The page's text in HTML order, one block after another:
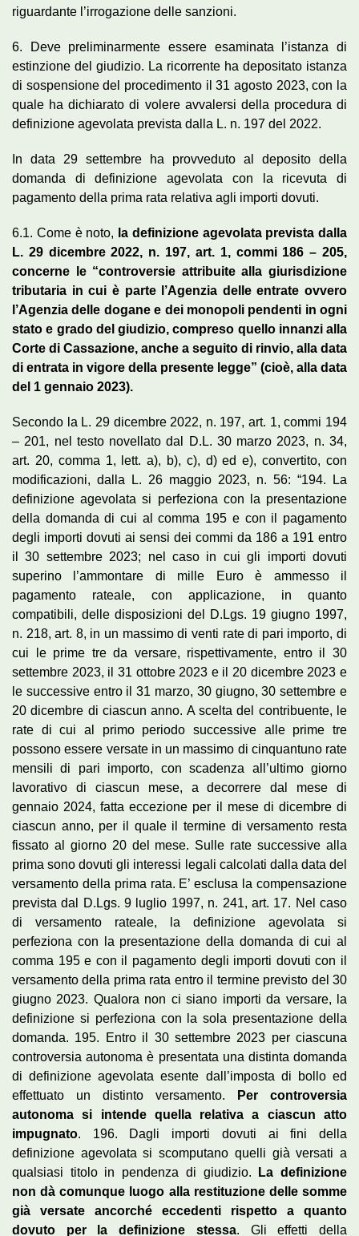
riguardante l’irrogazione delle sanzioni.
6. Deve preliminarmente essere esaminata l’istanza di
estinzione del giudizio. La ricorrente ha depositato istanza
di sospensione del procedimento il 31 agosto 2023, con la
quale ha dichiarato di volere avvalersi della procedura di
definizione agevolata prevista dalla L. n. 197 del 2022.
In data 29 settembre ha provveduto al deposito della
domanda di definizione agevolata con la ricevuta di
pagamento della prima rata relativa agli importi dovuti.
6.1. Come è noto, la definizione agevolata prevista dalla
L. 29 dicembre 2022, n. 197, art. 1, commi 186 – 205,
concerne le “controversie attribuite alla giurisdizione
tributaria in cui è parte l’Agenzia delle entrate ovvero
l’Agenzia delle dogane e dei monopoli pendenti in ogni
stato e grado del giudizio, compreso quello innanzi alla
Corte di Cassazione, anche a seguito di rinvio, alla data
di entrata in vigore della presente legge” (cioè, alla data
del 1 gennaio 2023).
Secondo la L. 29 dicembre 2022, n. 197, art. 1, commi 194
– 201, nel testo novellato dal D.L. 30 marzo 2023, n. 34,
art. 20, comma 1, lett. a), b), c), d) ed e), convertito, con
modificazioni, dalla L. 26 maggio 2023, n. 56: “194. La
definizione agevolata si perfeziona con la presentazione
della domanda di cui al comma 195 e con il pagamento
degli importi dovuti ai sensi dei commi da 186 a 191 entro
il 30 settembre 2023; nel caso in cui gli importi dovuti
superino l’ammontare di mille Euro è ammesso il
pagamento rateale, con applicazione, in quanto
compatibili, delle disposizioni del D.Lgs. 19 giugno 1997,
n. 218, art. 8, in un massimo di venti rate di pari importo, di
cui le prime tre da versare, rispettivamente, entro il 30
settembre 2023, il 31 ottobre 2023 e il 20 dicembre 2023 e
le successive entro il 31 marzo, 30 giugno, 30 settembre e
20 dicembre di ciascun anno. A scelta del contribuente, le
rate di cui al primo periodo successive alle prime tre
possono essere versate in un massimo di cinquantuno rate
mensili di pari importo, con scadenza all’ultimo giorno
lavorativo di ciascun mese, a decorrere dal mese di
gennaio 2024, fatta eccezione per il mese di dicembre di
ciascun anno, per il quale il termine di versamento resta
fissato al giorno 20 del mese. Sulle rate successive alla
prima sono dovuti gli interessi legali calcolati dalla data del
versamento della prima rata. E’ esclusa la compensazione
prevista dal D.Lgs. 9 luglio 1997, n. 241, art. 17. Nel caso
di versamento rateale, la definizione agevolata si
perfeziona con la presentazione della domanda di cui al
comma 195 e con il pagamento degli importi dovuti con il
versamento della prima rata entro il termine previsto del 30
giugno 2023. Qualora non ci siano importi da versare, la
definizione si perfeziona con la sola presentazione della
domanda. 195. Entro il 30 settembre 2023 per ciascuna
controversia autonoma è presentata una distinta domanda
di definizione agevolata esente dall’imposta di bollo ed
effettuato un distinto versamento.
Per controversia
autonoma si intende quella relativa a ciascun atto
impugnato. 196. Dagli importi dovuti ai fini della
definizione agevolata si scomputano quelli già versati a
qualsiasi titolo in pendenza di giudizio.
La definizione
non dà comunque luogo alla restituzione delle somme
già versate ancorché eccedenti rispetto a quanto
dovuto per la definizione stessa. Gli effetti della